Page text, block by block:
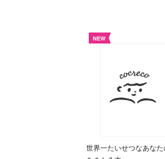
NEW
世界一たいせつなあな